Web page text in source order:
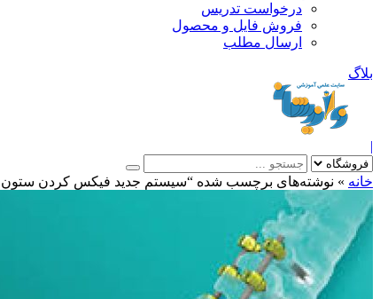
درخواست تدریس
فروش فایل و محصول
ارسال مطلب
بلاگ
|
خانه » نوشته‌های برچسب شده “سیستم جدید فیکس کردن ستون